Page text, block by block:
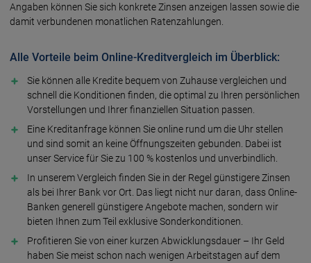
Angaben können Sie sich konkrete Zinsen anzeigen lassen sowie die
damit verbundenen monatlichen Ratenzahlungen.
Alle Vorteile beim Online-Kreditvergleich im Überblick:
Sie können alle Kredite bequem von Zuhause vergleichen und
schnell die Konditionen finden, die optimal zu Ihren persönlichen
Vorstellungen und Ihrer finanziellen Situation passen.
Eine Kreditanfrage können Sie online rund um die Uhr stellen
und sind somit an keine Öffnungszeiten gebunden. Dabei ist
unser Service für Sie zu 100 % kostenlos und unverbindlich.
In unserem Vergleich finden Sie in der Regel günstigere Zinsen
als bei Ihrer Bank vor Ort. Das liegt nicht nur daran, dass Online-
Banken generell günstigere Angebote machen, sondern wir
bieten Ihnen zum Teil exklusive Sonderkonditionen.
Profitieren Sie von einer kurzen Abwicklungsdauer – Ihr Geld
haben Sie meist schon nach wenigen Arbeitstagen auf dem